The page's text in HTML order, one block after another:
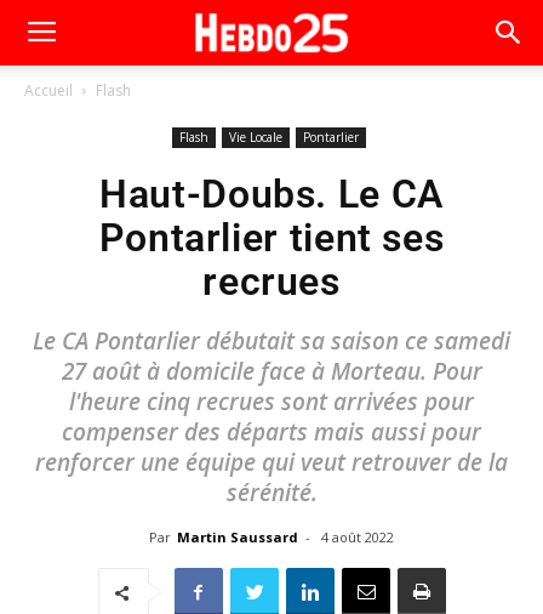
Accueil Flash
Flash Vie Locale Pontarlier
Haut-Doubs. Le CA
Pontarlier tient ses
recrues
Le CA Pontarlier débutait sa saison ce samedi
27 août à domicile face à Morteau. Pour
l'heure cinq recrues sont arrivées pour
compenser des départs mais aussi pour
renforcer une équipe qui veut retrouver de la
sérénité.
Par Martin Saussard - 4 août 2022